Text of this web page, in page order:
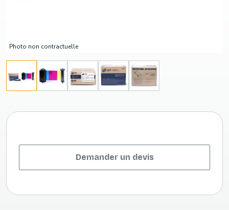
Photo non contractuelle
Demander un devis